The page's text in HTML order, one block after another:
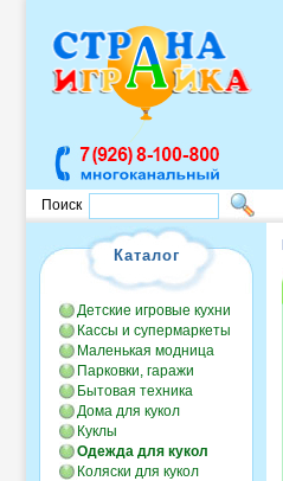
Поиск
Каталог
Детские игровые кухни
Кассы и супермаркеты
Маленькая модница
Парковки, гаражи
Бытовая техника
Дома для кукол
Куклы
Одежда для кукол
Коляски для кукол